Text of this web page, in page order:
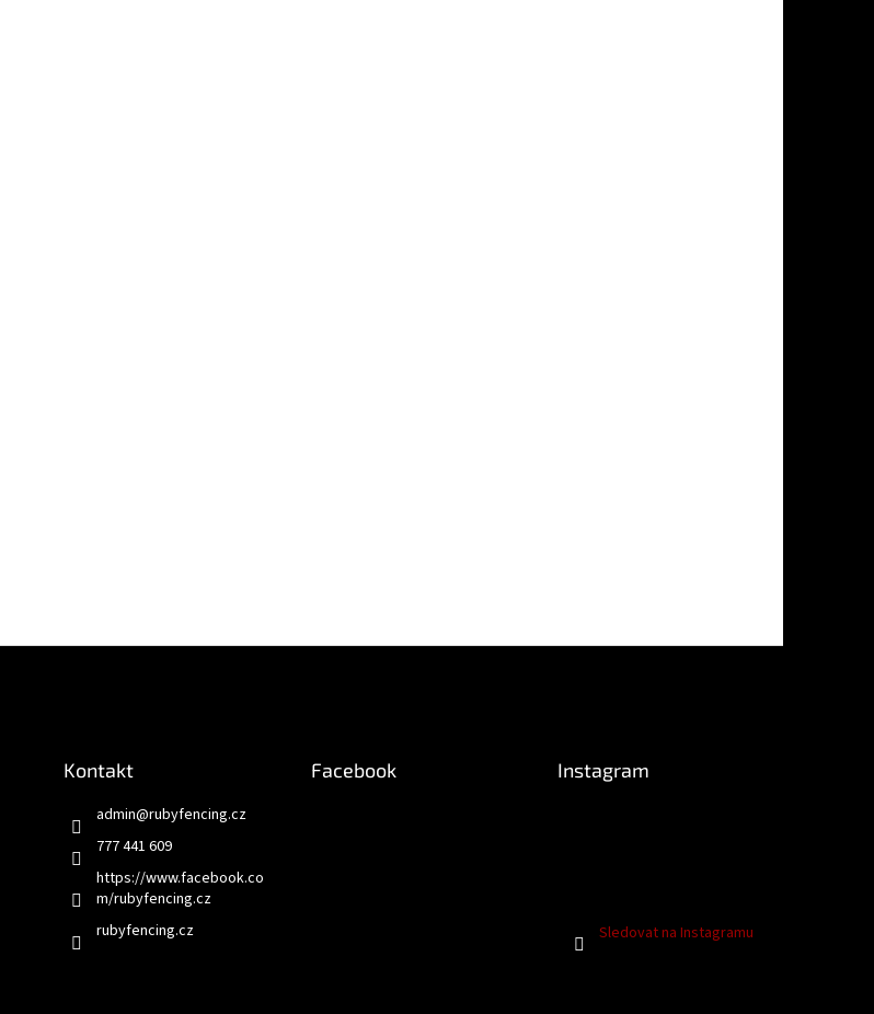
Kontakt
admin@rubyfencing.cz
777 441 609
https://www.facebook.co
m/rubyfencing.cz
rubyfencing.cz
Facebook Instagram
Sledovat na Instagramu